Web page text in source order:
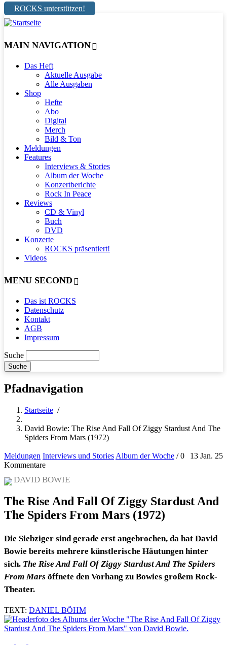
ROCKS unterstützen!
MAIN NAVIGATION
Das Heft
Aktuelle Ausgabe
Alle Ausgaben
Shop
Hefte
Abo
Digital
Merch
Bild & Ton
Meldungen
Features
Interviews & Stories
Album der Woche
Konzertberichte
Rock In Peace
Reviews
CD & Vinyl
Buch
DVD
Konzerte
ROCKS präsentiert!
Videos
MENU SECOND
Das ist ROCKS
Datenschutz
Kontakt
AGB
Impressum
Suche
Pfadnavigation
Startseite /
David Bowie: The Rise And Fall Of Ziggy Stardust And The
Spiders From Mars (1972)
Meldungen Interviews und Stories Album der Woche 13 Jan. 25
/0
Kommentare
DAVID BOWIE
The Rise And Fall Of Ziggy Stardust And
The Spiders From Mars (1972)
Die Siebziger sind gerade erst angebrochen, da hat David
Bowie bereits mehrere künstlerische Häutungen hinter
sich. The Rise And Fall Of Ziggy Stardust And The Spiders
From Mars öffnete den Vorhang zu Bowies großem Rock-
Theater.
TEXT: DANIEL BÖHM